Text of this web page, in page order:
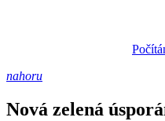
nahoru
Nová zelená